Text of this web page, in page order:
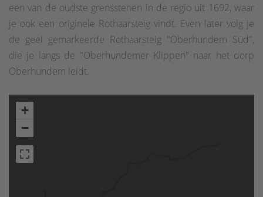
een van de oudste grensstenen in de regio uit 1692, waar
je ook een originele Rothaarsteig vindt. Even later volg je
de geel gemarkeerde Rothaarsteig "Oberhundem Süd",
die je langs de "Oberhundemer Klippen" naar het dorp
Oberhundem leidt.
+
−